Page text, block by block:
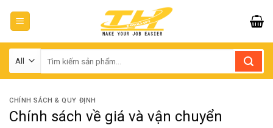
Tìm
CHÍNH SÁCH & QUY ĐỊNH
Chính sách về giá và vận chuyển